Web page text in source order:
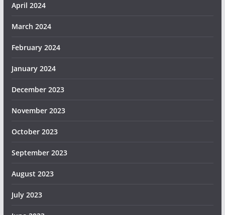
April 2024
March 2024
February 2024
January 2024
December 2023
November 2023
October 2023
September 2023
August 2023
July 2023